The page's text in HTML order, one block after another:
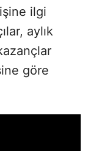
ilgi
aylık
göre